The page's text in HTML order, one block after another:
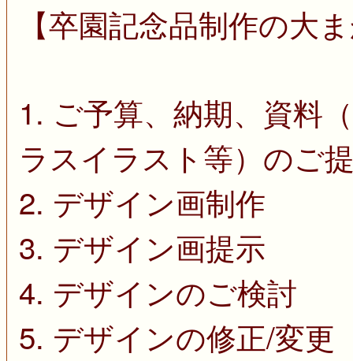
【卒園記念品制作の大
1. ご予算、納期、資料
ラスイラスト等）のご
2. デザイン画制作
3. デザイン画提示
4. デザインのご検討
5. デザインの修正/変更